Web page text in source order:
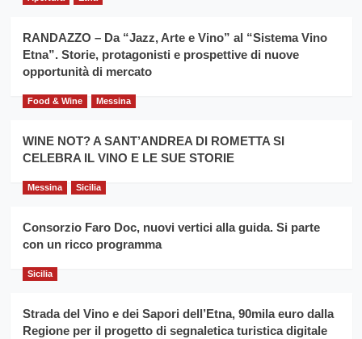
Franco
Caruso
RANDAZZO – Da “Jazz, Arte e Vino” al “Sistema Vino
Etna”. Storie, protagonisti e prospettive di nuove
opportunità di mercato
Food & Wine Messina
WINE NOT? A SANT’ANDREA DI ROMETTA SI
CELEBRA IL VINO E LE SUE STORIE
Messina Sicilia
Consorzio Faro Doc, nuovi vertici alla guida. Si parte
con un ricco programma
Sicilia
Strada del Vino e dei Sapori dell’Etna, 90mila euro dalla
Regione per il progetto di segnaletica turistica digitale